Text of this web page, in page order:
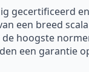
gecertificeerd
een breed
hoogste
een garantie